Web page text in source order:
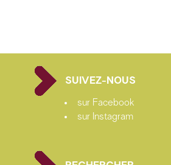
SUIVEZ-NOUS
sur Facebook
sur Instagram